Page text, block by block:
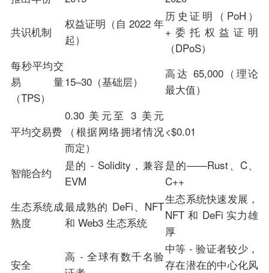
共识机制
权益证明（自 2022 年
起）
历史证明（PoH）
+委托权益证明
（DPoS）
每秒平均交
易量
（TPS）
15–30（基础层）
高达 65,000（理论
最大值）
平均交易费
0.30 美元至 3 美元
（根据网络拥堵情况
而定）
<$0.01
智能合约
是的 - Solidity，兼容
EVM
是的——Rust、C、
C++
生态系统成
熟度
最成熟的 DeFi、NFT
和 Web3 生态系统
生态系统快速发展，
NFT 和 DeFi 实力雄
厚
安全
高 - 全球有数千名验
中等 - 验证者较少，
存在潜在的中心化风